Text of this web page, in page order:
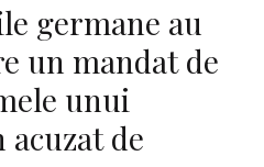
germane au
un mandat de
unui
acuzat de